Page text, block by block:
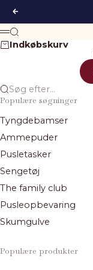
Forrige
Menu
Søg
Indkøbskurv
Søg efter...
Populære søgninger
Tyngdebamser
Ammepuder
Pusletasker
Sengetøj
The family club
Pusleopbevaring
Skumgulve
Populære produkter